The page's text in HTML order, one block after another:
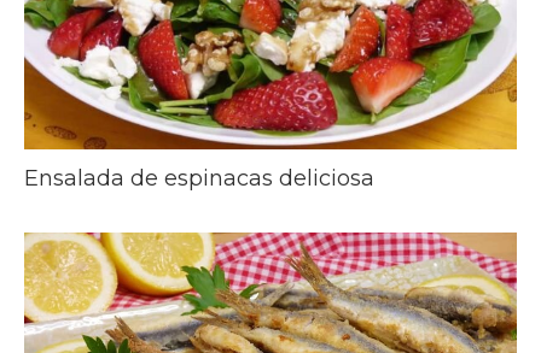
Ensalada de espinacas deliciosa